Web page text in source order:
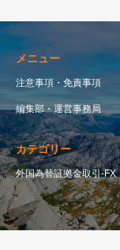
メニュー
注意事項・免責事項
編集部・運営事務局
カテゴリー
外国為替証拠金取引-FX